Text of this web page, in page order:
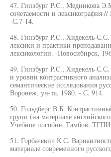
47. Гинзбург P.C., Медникова
сочетаемости и лексикография
-С.7-14.
48. Гинзбург P.C., Хидекель
лексики и практики
лексикологии. -Новосибирск,
49. Гинзбург P.C., Хидекель
и уровни контрастивного
семантические исследования
Воронеж, ун-та, 1980. - С. 914.
50. Гольдберг В.Б.
групп (на материале
Учебное пособие. Тамбов:
51. Горбачевич К.С.
материале современного